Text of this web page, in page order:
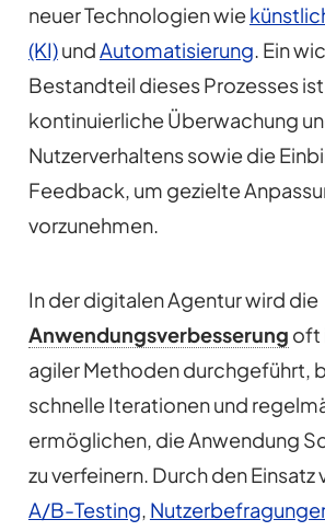
neuer Technologien wie
(KI)undAutomatisierung. Ein
Bestandteil dieses Prozesses
kontinuierliche Überwachung
Nutzerverhaltens sowie die
Feedback, um gezielte
vorzunehmen.
In der digitalen Agentur wird die
Anwendungsverbesserung oft
agiler Methoden durchgeführt,
schnelle Iterationen und
ermöglichen, die Anwendung
zu verfeinern. Durch den Einsatz
A/B-Testing,